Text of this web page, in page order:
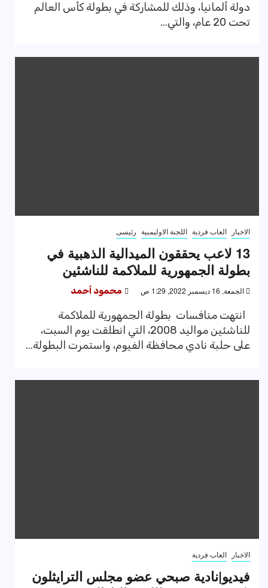
دولة ألمانيا، وذلك للمشاركة في بطولة كأس العالم
تحت 20 عام، والتي...
الاخبار العاب فردية اللجنة الاوليمبية رئيسى
13 لاعب يحققون الميدالية الذهبية في
بطولة الجمهورية للملاكمة للناشئين
الجمعة, 16 ديسمبر 2022, 1:29 ص محمود أحمد
انتهت منافسات بطولة الجمهورية للملاكمة
للناشئين مواليد 2008، التي انطلقت يوم السبت،
على حلبة نادي محافظة الفيوم، واستمرت البطولة...
الاخبار العاب فردية
فيديو|نادية صبحي عضو مجلس الترايثلون